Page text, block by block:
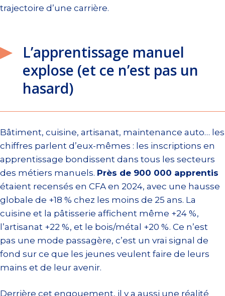
trajectoire d’une carrière.
L’apprentissage manuel
explose (et ce n’est pas un
hasard)
Bâtiment, cuisine, artisanat, maintenance auto… les
chiffres parlent d’eux-mêmes : les inscriptions en
apprentissage bondissent dans tous les secteurs
des métiers manuels. Près de 900 000 apprentis
étaient recensés en CFA en 2024, avec une hausse
globale de +18 % chez les moins de 25 ans. La
cuisine et la pâtisserie affichent même +24 %,
l’artisanat +22 %, et le bois/métal +20 %. Ce n’est
pas une mode passagère, c’est un vrai signal de
fond sur ce que les jeunes veulent faire de leurs
mains et de leur avenir.
Derrière cet engouement, il y a aussi une réalité